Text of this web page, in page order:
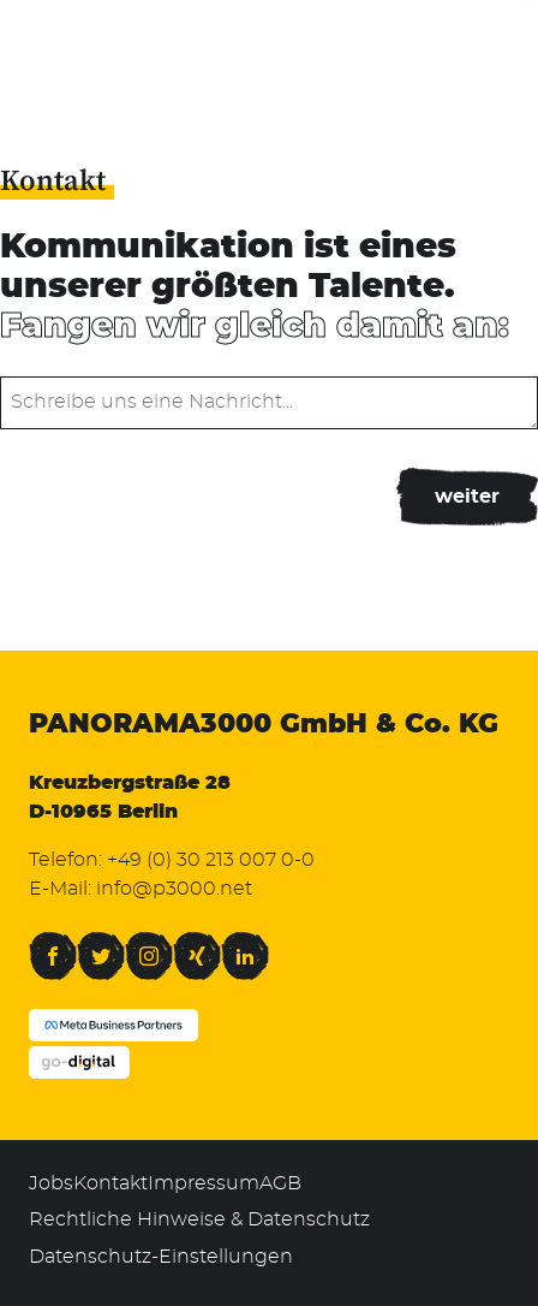
Kontakt
Kommunikation ist eines
unserer größten Talente.
Fangen wir gleich damit an:
PANORAMA3000 GmbH & Co. KG
Kreuzbergstraße 28
D-10965 Berlin
Telefon: +49 (0) 30 213 007 0-0
E-Mail: info@p3000.net
FacebookTwitterInstagramXing LinkedIn
JobsKontakt ImpressumAGB
Rechtliche Hinweise & Datenschutz
Datenschutz-Einstellungen